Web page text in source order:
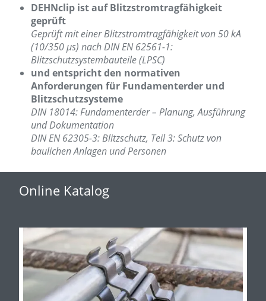
DEHNclip ist auf Blitzstromtragfähigkeit
geprüft
Geprüft mit einer Blitzstromtragfähigkeit von 50 kA
(10/350 µs) nach DIN EN 62561-1:
Blitzschutzsystembauteile (LPSC)
und entspricht den normativen
Anforderungen für Fundamenterder und
Blitzschutzsysteme
DIN 18014: Fundamenterder – Planung, Ausführung
und Dokumentation
DIN EN 62305-3: Blitzschutz, Teil 3: Schutz von
baulichen Anlagen und Personen
Online Katalog